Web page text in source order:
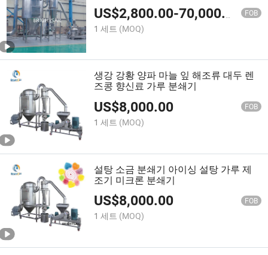
US$2,800.00-70,000.00 FOB
1 세트 (MOQ)
생강 강황 양파 마늘 잎 해조류 대두 렌
즈콩 향신료 가루 분쇄기
US$8,000.00 FOB
1 세트 (MOQ)
설탕 소금 분쇄기 아이싱 설탕 가루 제
조기 미크론 분쇄기
US$8,000.00 FOB
1 세트 (MOQ)